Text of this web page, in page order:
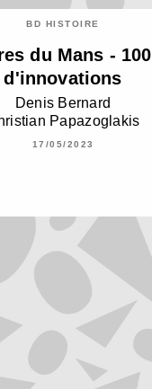
BD HISTOIRE
du Mans -
d'innovations
Denis Bernard
Papazoglakis
17/05/2023